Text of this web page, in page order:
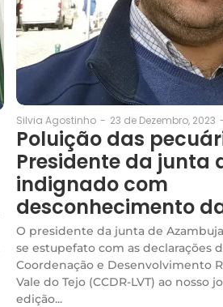
Silvia Agostinho - 23 de Dezembro, 2023
Poluição das
Presidente da junta
indignado com
desconhecimento
O presidente da junta de
se estupefato com as declarações
Coordenação e Desenvolvimento
Vale do Tejo (CCDR-LVT) ao nosso
edição...